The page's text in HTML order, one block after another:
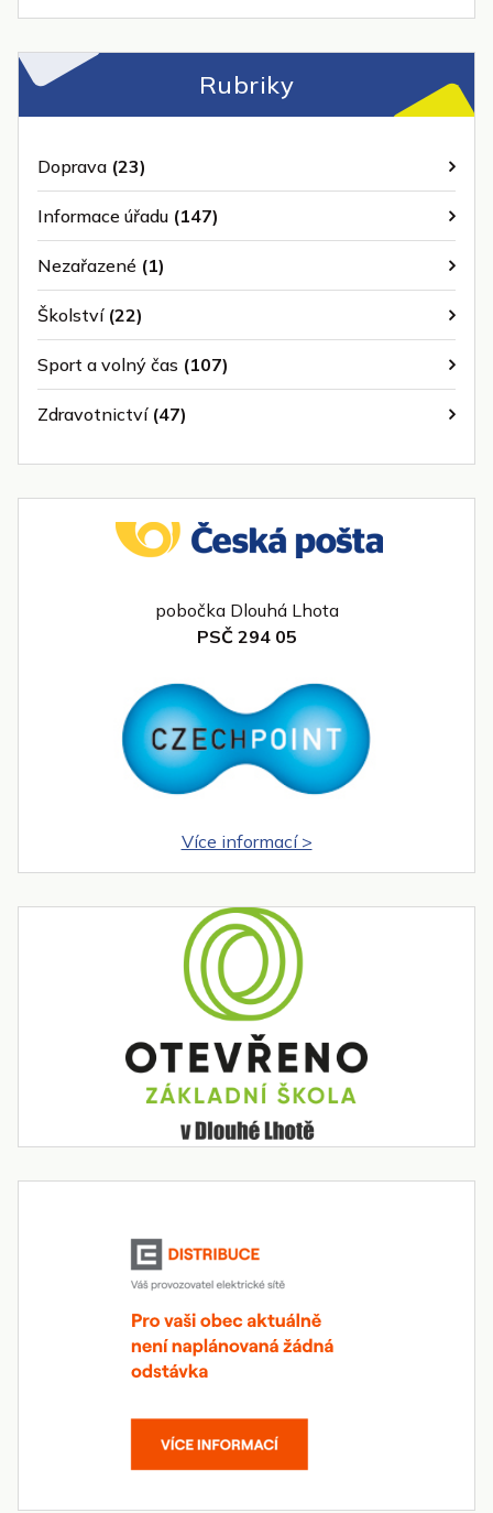
Rubriky
Doprava (23)
Informace úřadu (147)
Nezařazené (1)
Školství(22)
Sport a volný čas (107)
Zdravotnictví(47)
pobočka Dlouhá Lhota
PSČ 294 05
Více informací >